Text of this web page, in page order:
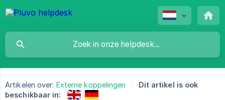
Artikelen over: Externe koppelingen
Dit artikel is ook
beschikbaar in: